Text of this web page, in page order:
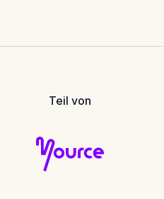
Teil von